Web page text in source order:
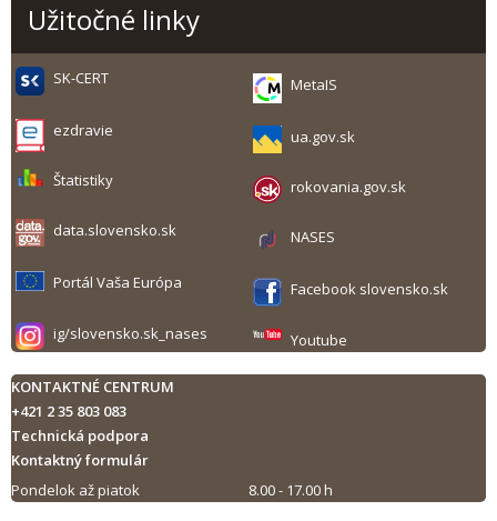
Užitočné linky
SK-CERT MetaIS
ezdravie ua.gov.sk
Štatistiky rokovania.gov.sk
data.slovensko.sk NASES
Portál Vaša Európa Facebook slovensko.sk
ig/slovensko.sk_nases Youtube
KONTAKTNÉ CENTRUM
+421 2 35 803 083
Technická podpora
Kontaktný formulár
Pondelok až piatok
8.00 - 17.00 h
Tlač obsahu